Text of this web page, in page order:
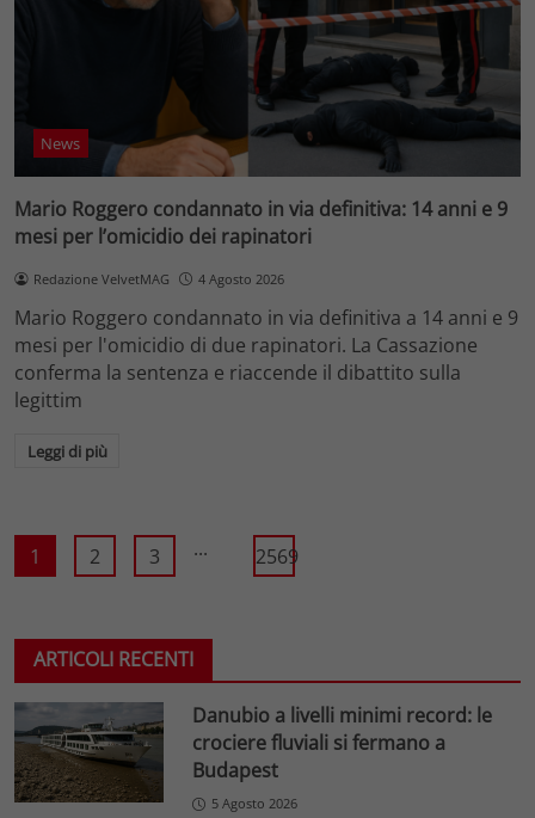
News
Mario Roggero condannato in via definitiva: 14 anni e 9
mesi per l’omicidio dei rapinatori
Redazione VelvetMAG 4 Agosto 2026
Mario Roggero condannato in via definitiva a 14 anni e 9
mesi per l'omicidio di due rapinatori. La Cassazione
conferma la sentenza e riaccende il dibattito sulla
legittim
Leggi di più
1 2 3 ... 2569
ARTICOLI RECENTI
Danubio a livelli minimi record: le
crociere fluviali si fermano a
Budapest
5 Agosto 2026